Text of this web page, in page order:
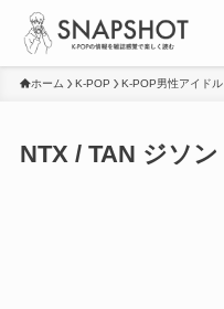
ホーム K-POP K-POP男性アイドル
NTX / TAN ジソン